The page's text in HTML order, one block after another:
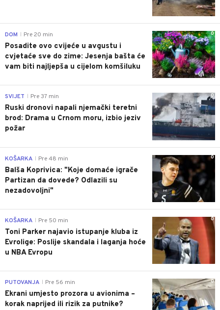
0
DOM Pre 20 min
Posadite ovo cvijeće u avgustu i
cvjetaće sve do zime: Jesenja bašta će
vam biti najljepša u cijelom komšiluku
0
SVIJET Pre 37 min
Ruski dronovi napali njemački teretni
brod: Drama u Crnom moru, izbio jeziv
požar
0
KOŠARKA Pre 48 min
Balša Koprivica: "Koje domaće igrače
Partizan da dovede? Odlazili su
nezadovoljni"
0
KOŠARKA Pre 50 min
Toni Parker najavio istupanje kluba iz
Evrolige: Poslije skandala i laganja hoće
u NBA Evropu
0
PUTOVANJA Pre 56 min
Ekrani umjesto prozora u avionima –
korak naprijed ili rizik za putnike?